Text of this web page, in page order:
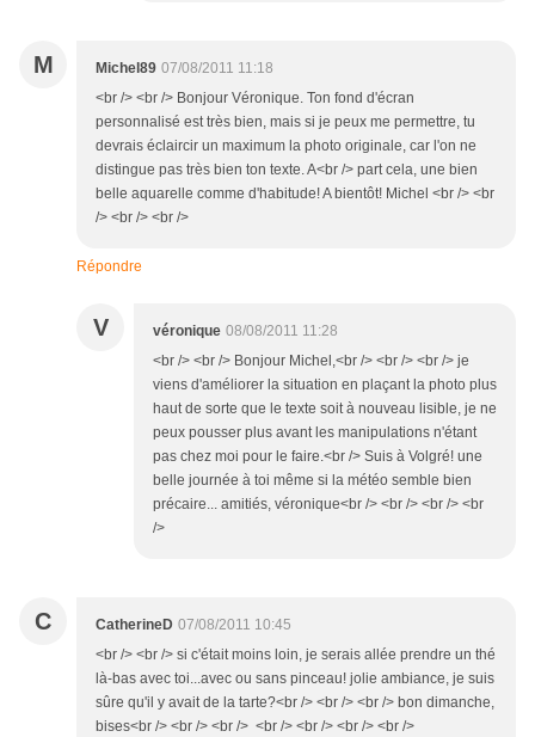
M Michel89 07/08/2011 11:18
<br /> <br /> Bonjour Véronique. Ton fond d'écran
personnalisé est très bien, mais si je peux me permettre, tu
devrais éclaircir un maximum la photo originale, car l'on ne
distingue pas très bien ton texte. A<br /> part cela, une bien
belle aquarelle comme d'habitude! A bientôt! Michel <br /> <br
/> <br /> <br />
Répondre
V véronique 08/08/2011 11:28
<br /> <br /> Bonjour Michel,<br /> <br /> <br /> je
viens d'améliorer la situation en plaçant la photo plus
haut de sorte que le texte soit à nouveau lisible, je ne
peux pousser plus avant les manipulations n'étant
pas chez moi pour le faire.<br /> Suis à Volgré! une
belle journée à toi même si la météo semble bien
précaire... amitiés, véronique<br /> <br /> <br /> <br
/>
C CatherineD 07/08/2011 10:45
<br /> <br /> si c'était moins loin, je serais allée prendre un thé
là-bas avec toi...avec ou sans pinceau! jolie ambiance, je suis
sûre qu'il y avait de la tarte?<br /> <br /> <br /> bon dimanche,
bises<br /> <br /> <br /> <br /> <br /> <br /> <br />